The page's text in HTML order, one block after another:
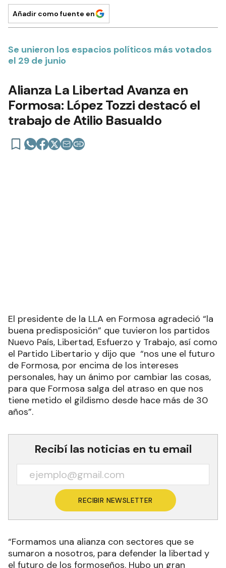
POLÍTICA
Añadir como fuente en
Se unieron los espacios políticos más votados
el 29 de junio
Alianza La Libertad Avanza en
Formosa: López Tozzi destacó el
El presidente de la LLA en Formosa agradeció “la
buena predisposición” que tuvieron los partidos
Nuevo País, Libertad, Esfuerzo y Trabajo, así como
el Partido Libertario y dijo que “nos une el futuro
de Formosa, por encima de los intereses
personales, hay un ánimo por cambiar las cosas,
Recibí las noticias en tu email
RECIBIR NEWSLETTER